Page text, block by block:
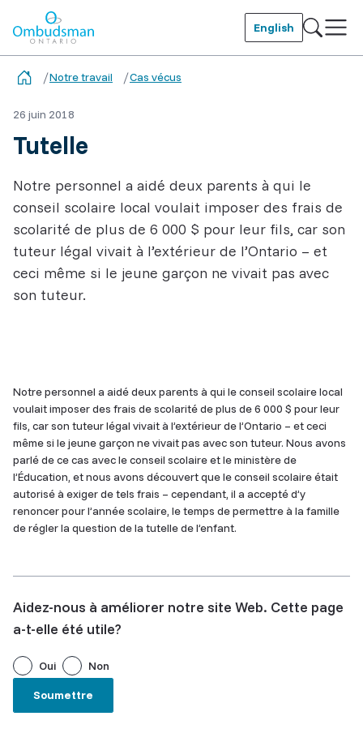
content
English
Notre travail Cas vécus
26 juin 2018
Tutelle
Notre personnel a aidé deux parents à qui le
conseil scolaire local voulait imposer des frais de
scolarité de plus de 6 000 $ pour leur fils, car son
tuteur légal vivait à l’extérieur de l’Ontario – et
ceci même si le jeune garçon ne vivait pas avec
son tuteur.
Notre personnel a aidé deux parents à qui le conseil scolaire local
voulait imposer des frais de scolarité de plus de 6 000 $ pour leur
fils, car son tuteur légal vivait à l’extérieur de l’Ontario – et ceci
même si le jeune garçon ne vivait pas avec son tuteur. Nous avons
parlé de ce cas avec le conseil scolaire et le ministère de
l’Éducation, et nous avons découvert que le conseil scolaire était
autorisé à exiger de tels frais – cependant, il a accepté d’y
renoncer pour l’année scolaire, le temps de permettre à la famille
de régler la question de la tutelle de l’enfant.
Aidez-nous à améliorer notre site Web. Cette page
a-t-elle été utile?
Oui Non